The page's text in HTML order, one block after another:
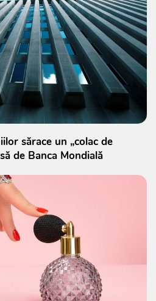
sărace un „colac de
de Banca Mondială